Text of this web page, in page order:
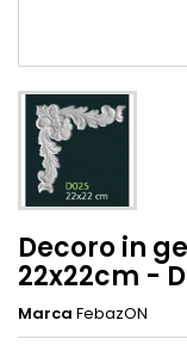
Decoro in
22x22cm -
Marca FebazON